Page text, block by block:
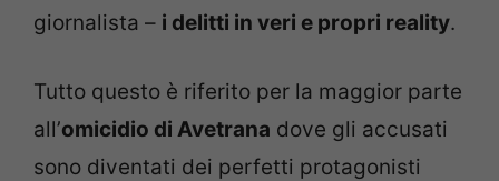
giornalista – i delitti in veri e propri reality.
Tutto questo è riferito per la maggior parte
all’omicidio di Avetrana dove gli accusati
sono diventati dei perfetti protagonisti